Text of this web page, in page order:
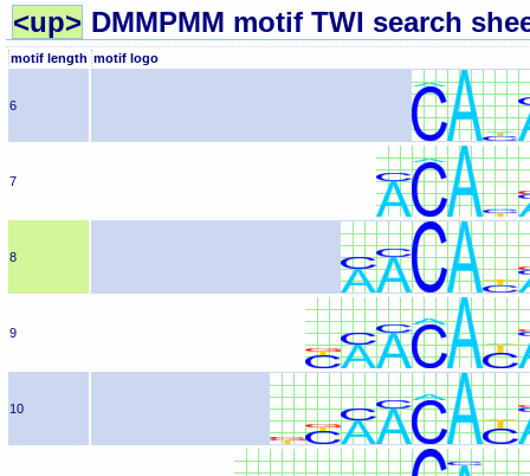
<up> DMMPMM motif TWI search
motif length motif logo
6
7
8
9
10